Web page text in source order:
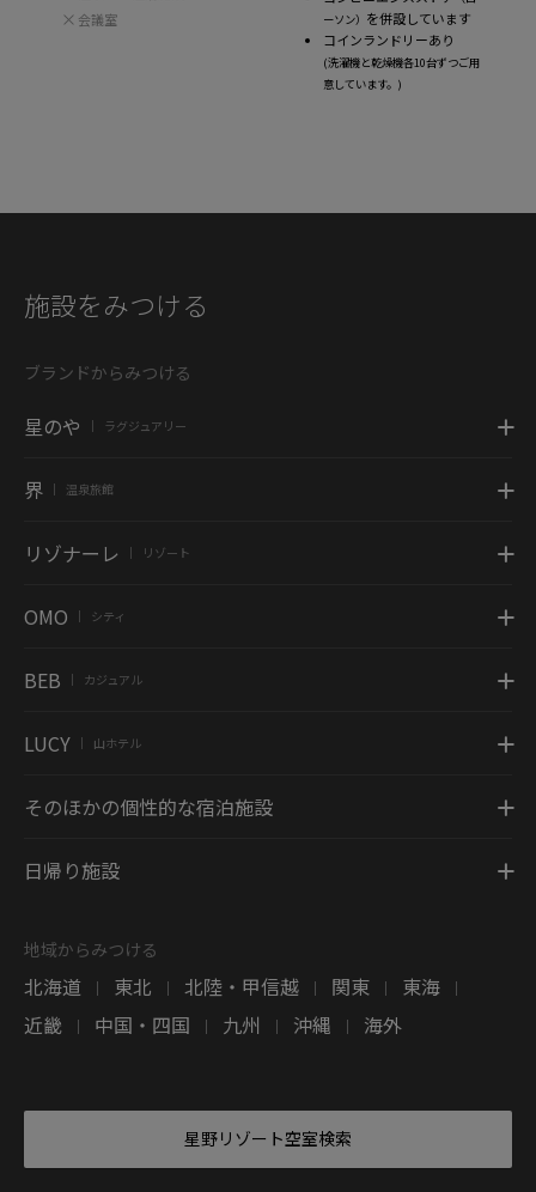
会議室
ーソン） を併設しています
コインランドリーあり
(洗濯機と乾燥機各10台ずつご用
意しています。)
施設をみつける
ブランドからみつける
星のや ラグジュアリー
界 温泉旅館
リゾナーレ リゾート
OMO シティ
BEB カジュアル
LUCY 山ホテル
そのほかの個性的な宿泊施設
日帰り施設
地域からみつける
北海道 | 東北 | 北陸・甲信越 | 関東 | 東海 |
近畿 | 中国・四国 | 九州 | 沖縄 | 海外
星野リゾート空室検索